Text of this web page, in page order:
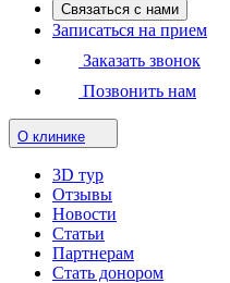
Связаться с нами
Записаться на прием
Заказать звонок
Позвонить нам
О клинике
3D тур
Отзывы
Новости
Статьи
Партнерам
Стать донором